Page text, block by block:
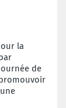
la
de